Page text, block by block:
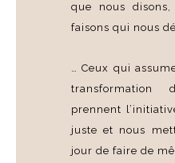
que nous
faisons qui nous
… Ceux qui
transformation
prennent
juste et nous
jour de faire de